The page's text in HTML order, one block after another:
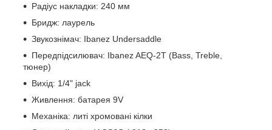
Радіус накладки: 240 мм
Бридж: лаурель
Звукознімач: Ibanez Undersaddle
Передпідсилювач: Ibanez AEQ-2T (Bass, Treble,
тюнер)
Вихід: 1/4" jack
Живлення: батарея 9V
Механіка: литі хромовані кілки